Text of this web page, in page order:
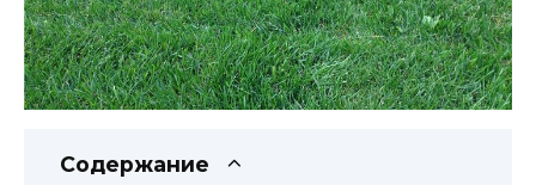
Содержание